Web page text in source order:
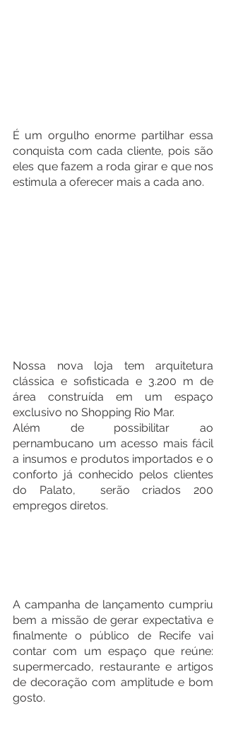
É um orgulho enorme partilhar essa
conquista com cada cliente, pois são
eles que fazem a roda girar e que nos
estimula a oferecer mais a cada ano.
Nossa nova loja tem arquitetura
clássica e sofisticada e 3.200 m de
área construída em um espaço
exclusivo no Shopping Rio Mar.
Além de possibilitar ao
pernambucano um acesso mais fácil
a insumos e produtos importados e o
conforto já conhecido pelos clientes
do Palato,  serão criados 200
empregos diretos.
A campanha de lançamento cumpriu
bem a missão de gerar expectativa e
finalmente o público de Recife vai
contar com um espaço que reúne:
supermercado, restaurante e artigos
de decoração com amplitude e bom
gosto.